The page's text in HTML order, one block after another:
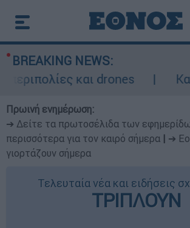
BREAKING NEWS:
και drones
Καρέ
Πρωινή ενημέρωση:
➔ Δείτε τα πρωτοσέλιδα των
περισσότερα για τον καιρό σήμερα
➔
γιορτάζουν σήμερα
Τελευταία νέα και ειδήσεις
ΤΡΙΠΛΟΥΝ